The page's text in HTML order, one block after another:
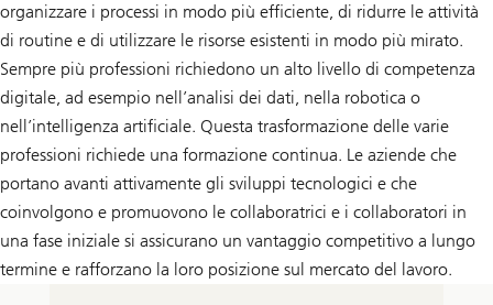
organizzare i processi in modo più efficiente, di ridurre le attività
di routine e di utilizzare le risorse esistenti in modo più mirato.
Sempre più professioni richiedono un alto livello di competenza
digitale, ad esempio nell’analisi dei dati, nella robotica o
nell’intelligenza artificiale. Questa trasformazione delle varie
professioni richiede una formazione continua. Le aziende che
portano avanti attivamente gli sviluppi tecnologici e che
coinvolgono e promuovono le collaboratrici e i collaboratori in
una fase iniziale si assicurano un vantaggio competitivo a lungo
termine e rafforzano la loro posizione sul mercato del lavoro.